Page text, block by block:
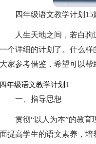
四年级语文教学计划15
人生天地之间，若白
一个详细的计划了。什么
大家参考借鉴，希望可以帮
四年级语文教学计划1
一、指导思想
贯彻“以人为本”的教
面提高学生的语文素养，